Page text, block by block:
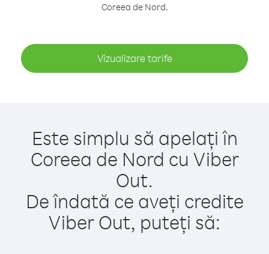
Coreea de Nord.
Vizualizare tarife
Este simplu să apelați în
Coreea de Nord cu Viber
Out.
De îndată ce aveți credite
Viber Out, puteți să: